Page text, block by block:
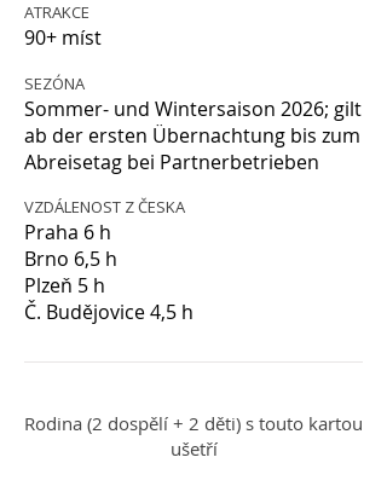
ATRAKCE
90+ míst
SEZÓNA
Sommer- und Wintersaison 2026; gilt
ab der ersten Übernachtung bis zum
Abreisetag bei Partnerbetrieben
VZDÁLENOST Z ČESKA
Praha 6 h
Brno 6,5 h
Plzeň 5 h
Č. Budějovice 4,5 h
Rodina (2 dospělí + 2 děti) s touto kartou
ušetří